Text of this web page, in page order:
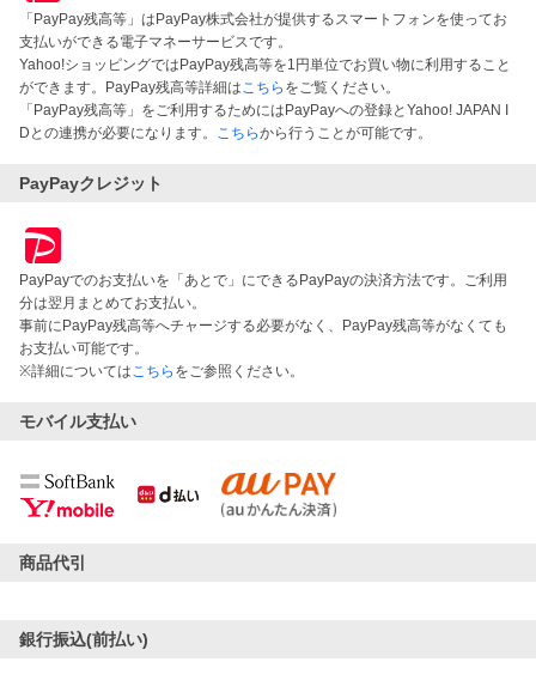
「PayPay残高等」はPayPay株式会社が提供するスマートフォンを使ってお
支払いができる電子マネーサービスです。
Yahoo!ショッピングではPayPay残高等を1円単位でお買い物に利用すること
ができます。PayPay残高等詳細はこちら をご覧ください。
「PayPay残高等」をご利用するためにはPayPayへの登録とYahoo! JAPAN I
Dとの連携が必要になります。 こちらから行うことが可能です。
PayPayクレジット
PayPayでのお支払いを「あとで」にできるPayPayの決済方法です。ご利用
分は翌月まとめてお支払い。
事前にPayPay残高等へチャージする必要がなく、PayPay残高等がなくても
お支払い可能です。
※詳細についてはこちら をご参照ください。
モバイル支払い
商品代引
銀行振込(前払い)